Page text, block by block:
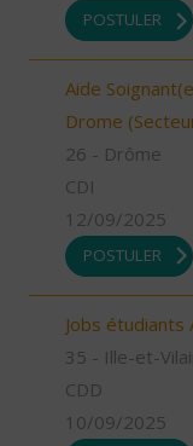
POSTULER
Aide
Drome
26 - Drôme
CDI
12/09/2025
POSTULER
Jobs étudiants
35 - Ille-et-
CDD
10/09/2025